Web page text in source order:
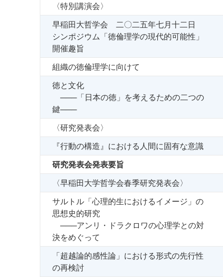
〈特別講演会〉
早稲田大哲学会 二〇二五年七月十二日
シンポジウム「徳倫理学の現代的可能性」
開催趣旨
組織の徳倫理学に向けて
徳と文化
───「日本の徳」を考えるための二つの
鍵───
〈研究発表会〉
『行動の構造』における人間に固有な意識
研究発表会発表要旨
〈早稲田大学哲学会春季研究発表会〉
サルトル「心理的生におけるイメージ」の
思想史的研究
───アンリ・ドラクロワの心理学との対
決をめぐって
「超越論的感性論」における形式の先行性
の再検討